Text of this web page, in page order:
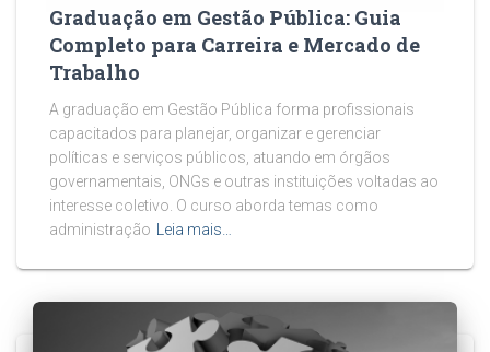
Graduação em Gestão Pública: Guia
Completo para Carreira e Mercado de
Trabalho
A graduação em Gestão Pública forma profissionais
capacitados para planejar, organizar e gerenciar
políticas e serviços públicos, atuando em órgãos
governamentais, ONGs e outras instituições voltadas ao
interesse coletivo. O curso aborda temas como
administração Leia mais…